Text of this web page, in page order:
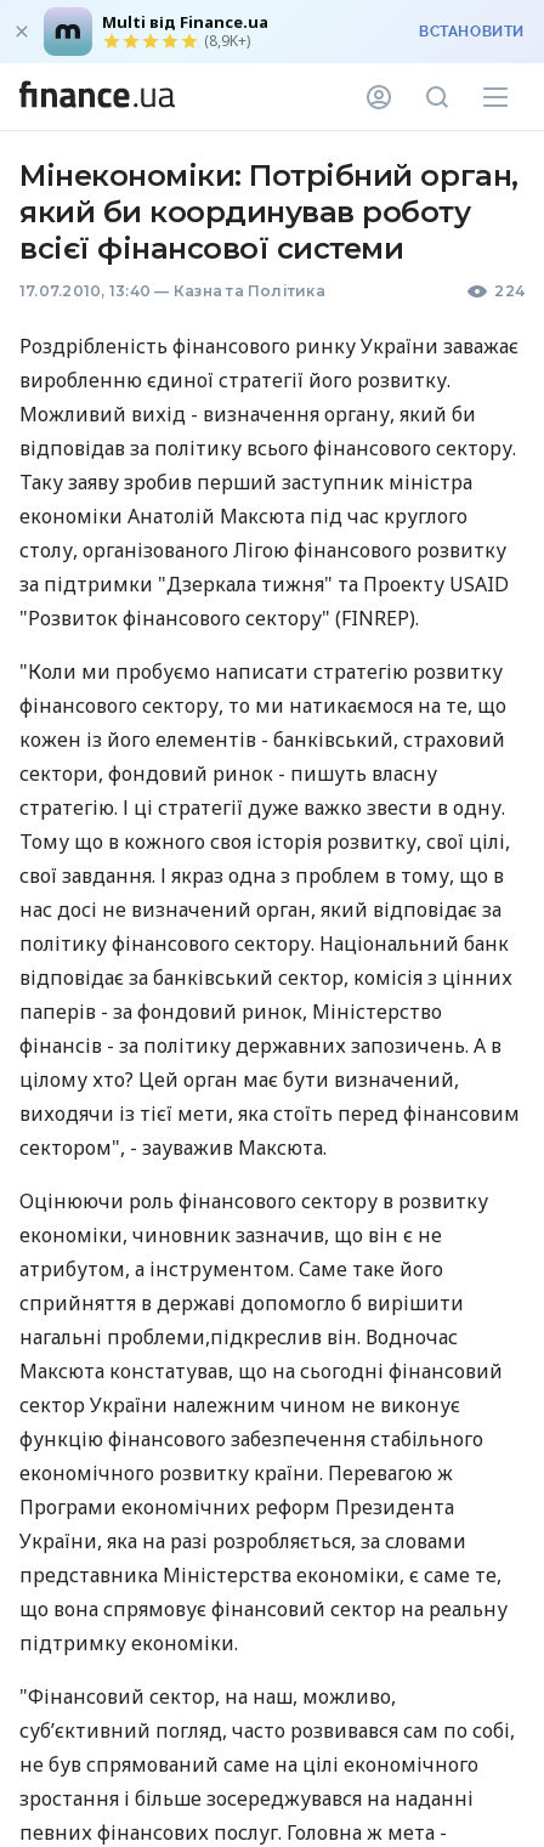
Multi від Finance.ua
(8,9K+) ВСТАНОВИТИ
Мінекономіки: Потрібний орган,
який би координував роботу
всієї фінансової системи
17.07.2010, 13:40 — Казна та Політика 224
Роздрібленість фінансового ринку України заважає
виробленню єдиної стратегії його розвитку.
Можливий вихід - визначення органу, який би
відповідав за політику всього фінансового сектору.
Таку заяву зробив перший заступник міністра
економіки Анатолій Максюта під час круглого
столу, організованого Лігою фінансового розвитку
за підтримки "Дзеркала тижня" та Проекту USAID
"Розвиток фінансового сектору" (FINREP).
"Коли ми пробуємо написати стратегію розвитку
фінансового сектору, то ми натикаємося на те, що
кожен із його елементів - банківський, страховий
сектори, фондовий ринок - пишуть власну
стратегію. І ці стратегії дуже важко звести в одну.
Тому що в кожного своя історія розвитку, свої цілі,
свої завдання. І якраз одна з проблем в тому, що в
нас досі не визначений орган, який відповідає за
політику фінансового сектору. Національний банк
відповідає за банківський сектор, комісія з цінних
паперів - за фондовий ринок, Міністерство
фінансів - за політику державних запозичень. А в
цілому хто? Цей орган має бути визначений,
виходячи із тієї мети, яка стоїть перед фінансовим
сектором", - зауважив Максюта.
Оцінюючи роль фінансового сектору в розвитку
економіки, чиновник зазначив, що він є не
атрибутом, а інструментом. Саме таке його
сприйняття в державі допомогло б вирішити
нагальні проблеми,підкреслив він. Водночас
Максюта констатував, що на сьогодні фінансовий
сектор України належним чином не виконує
функцію фінансового забезпечення стабільного
економічного розвитку країни. Перевагою ж
Програми економічних реформ Президента
України, яка на разі розробляється, за словами
представника Міністерства економіки, є саме те,
що вона спрямовує фінансовий сектор на реальну
підтримку економіки.
"Фінансовий сектор, на наш, можливо,
суб’єктивний погляд, часто розвивався сам по собі,
не був спрямований саме на цілі економічного
зростання і більше зосереджувався на наданні
певних фінансових послуг. Головна ж мета -